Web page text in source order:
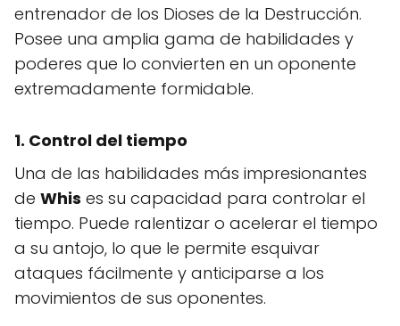
entrenador de los Dioses de la Destrucción.
Posee una amplia gama de habilidades y
poderes que lo convierten en un oponente
extremadamente formidable.
1. Control del tiempo
Una de las habilidades más impresionantes
de Whis es su capacidad para controlar el
tiempo. Puede ralentizar o acelerar el tiempo
a su antojo, lo que le permite esquivar
ataques fácilmente y anticiparse a los
movimientos de sus oponentes.